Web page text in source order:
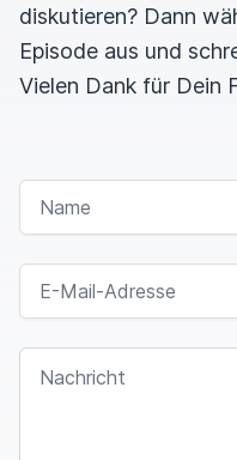
diskutieren? Dann
Episode aus und
Vielen Dank für Dein
NAME
E-MAIL-ADRESSE
NACHRICHT